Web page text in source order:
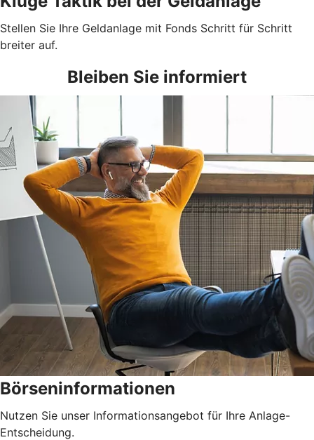
Stellen Sie Ihre Geldanlage mit Fonds Schritt für Schritt
breiter auf.
Bleiben Sie informiert
Börseninformationen
Nutzen Sie unser Informationsangebot für Ihre Anlage-
Entscheidung.